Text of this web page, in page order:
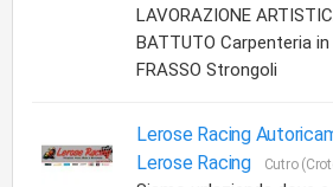
LAVORAZIONE
BATTUTO Carpenteria
FRASSO Strongoli
Lerose Racing
Lerose Racing
Cutro